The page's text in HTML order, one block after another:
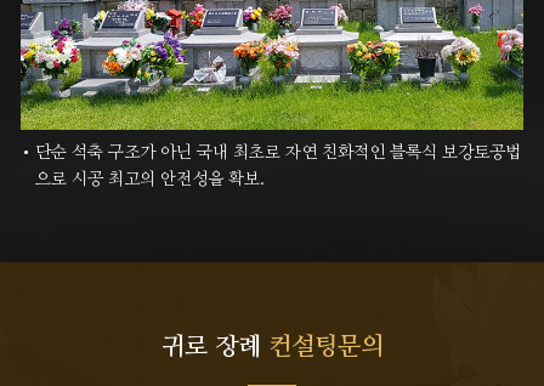
단순 석축 구조가 아닌 국내 최초로 자연 친화적인 블록식 보강토공법
으로 시공 최고의 안전성을 확보.
귀로 장례 컨설팅문의